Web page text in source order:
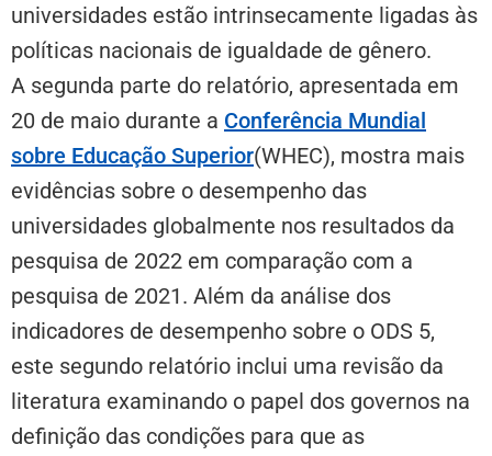
universidades estão intrinsecamente ligadas às
políticas nacionais de igualdade de gênero.
A segunda parte do relatório, apresentada em
20 de maio durante a Conferência Mundial
sobre Educação Superior(WHEC), mostra mais
evidências sobre o desempenho das
universidades globalmente nos resultados da
pesquisa de 2022 em comparação com a
pesquisa de 2021. Além da análise dos
indicadores de desempenho sobre o ODS 5,
este segundo relatório inclui uma revisão da
literatura examinando o papel dos governos na
definição das condições para que as